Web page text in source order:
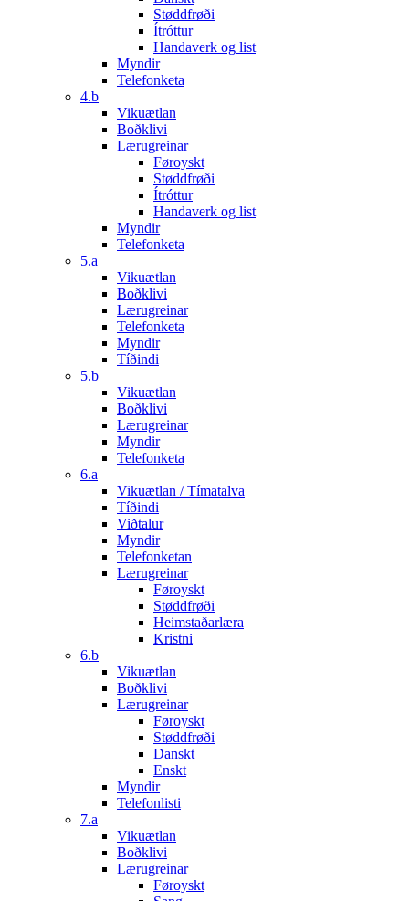
Støddfrøði
Ítróttur
Handaverk og list
Myndir
Telefonketa
4.b
Vikuætlan
Boðklivi
Lærugreinar
Føroyskt
Støddfrøði
Ítróttur
Handaverk og list
Myndir
Telefonketa
5.a
Vikuætlan
Boðklivi
Lærugreinar
Telefonketa
Myndir
Tíðindi
5.b
Vikuætlan
Boðklivi
Lærugreinar
Myndir
Telefonketa
6.a
Vikuætlan / Tímatalva
Tíðindi
Viðtalur
Myndir
Telefonketan
Lærugreinar
Føroyskt
Støddfrøði
Heimstaðarlæra
Kristni
6.b
Vikuætlan
Boðklivi
Lærugreinar
Føroyskt
Støddfrøði
Danskt
Enskt
Myndir
Telefonlisti
7.a
Vikuætlan
Boðklivi
Lærugreinar
Føroyskt